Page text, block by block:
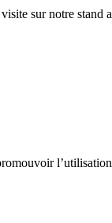
sur notre